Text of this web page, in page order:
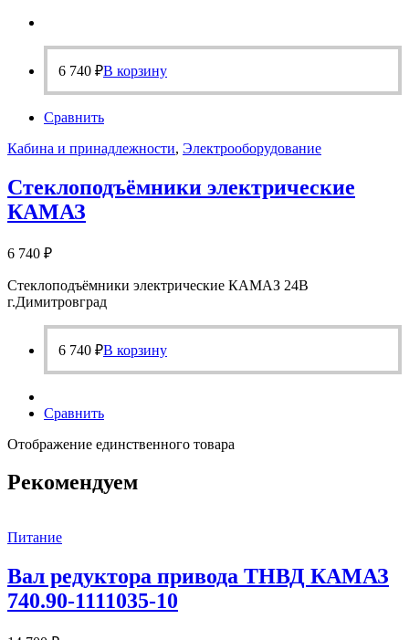
6 740 ₽В корзину
Сравнить
Кабина и принадлежности, Электрооборудование
Стеклоподъёмники электрические
КАМАЗ
6 740 ₽
Стеклоподъёмники электрические КАМАЗ 24В
г.Димитровград
6 740 ₽В корзину
Сравнить
Отображение единственного товара
Рекомендуем
Питание
Вал редуктора привода ТНВД КАМАЗ
740.90-1111035-10